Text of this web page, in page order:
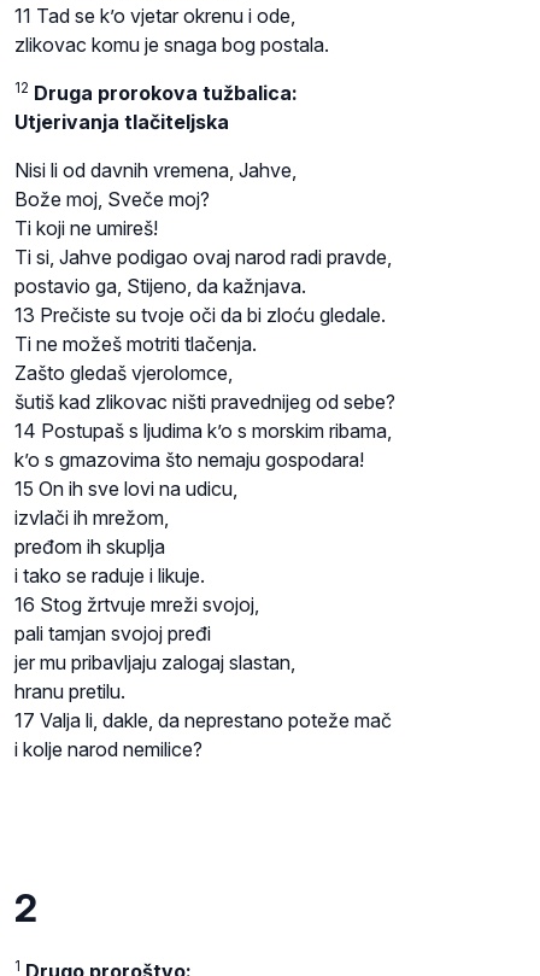
11 Tad se k’o vjetar okrenu i ode,
zlikovac komu je snaga bog postala.
12 Druga prorokova tužbalica:
Utjerivanja tlačiteljska
Nisi li od davnih vremena, Jahve,
Bože moj, Sveče moj?
Ti koji ne umireš!
Ti si, Jahve podigao ovaj narod radi pravde,
postavio ga, Stijeno, da kažnjava.
13 Prečiste su tvoje oči da bi zloću gledale.
Ti ne možeš motriti tlačenja.
Zašto gledaš vjerolomce,
šutiš kad zlikovac ništi pravednijeg od sebe?
14 Postupaš s ljudima k’o s morskim ribama,
k’o s gmazovima što nemaju gospodara!
15 On ih sve lovi na udicu,
izvlači ih mrežom,
pređom ih skuplja
i tako se raduje i likuje.
16 Stog žrtvuje mreži svojoj,
pali tamjan svojoj pređi
jer mu pribavljaju zalogaj slastan,
hranu pretilu.
17 Valja li, dakle, da neprestano poteže mač
i kolje narod nemilice?
2
1 Drugo proroštvo: